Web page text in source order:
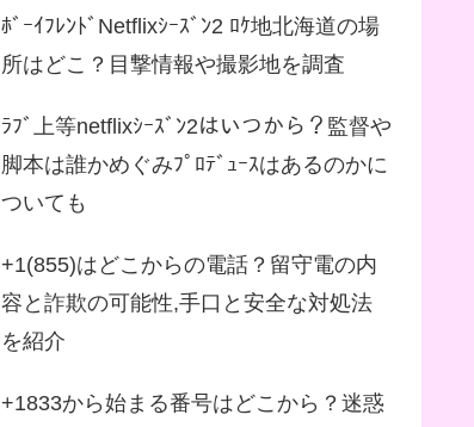
ﾎﾞｰｲﾌﾚﾝﾄﾞNetflixｼｰｽﾞﾝ2 ﾛｹ地北海道の場
所はどこ？目撃情報や撮影地を調査
ﾗﾌﾞ上等netflixｼｰｽﾞﾝ2はいつから？監督や
脚本は誰かめぐみﾌﾟﾛﾃﾞｭｰｽはあるのかに
ついても
+1(855)はどこからの電話？留守電の内
容と詐欺の可能性,手口と安全な対処法
を紹介
+1833から始まる番号はどこから？迷惑